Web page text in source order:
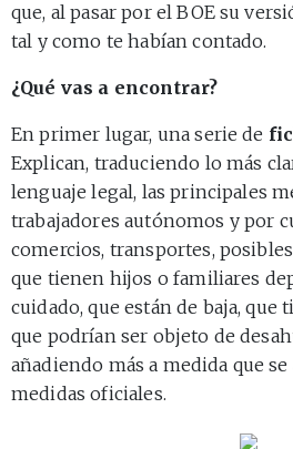
que, al pasar por el BOE su
tal y como te habían contado.
¿Qué vas a encontrar?
En primer lugar, una serie de
Explican, traduciendo lo más
lenguaje legal, las principales
trabajadores autónomos y por
comercios, transportes,
que tienen hijos o familiares
cuidado, que están de baja, que
que podrían ser objeto de
añadiendo más a medida que
medidas oficiales.